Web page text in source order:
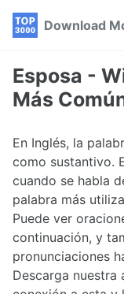
Skip
navigation
Skip
Skip
Download
Esposa -
Más
En Inglés, la
como sustantivo.
cuando se habla
palabra más
Puede ver
continuación, y
pronunciaciones
Descarga nuestra